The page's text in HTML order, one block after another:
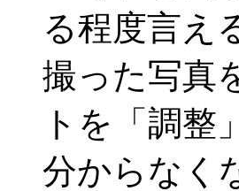
る程度言え
撮った写真
トを「調整
分からなく